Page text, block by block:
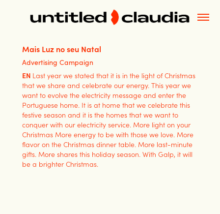
Mais Luz no seu Natal
Advertising Campaign
EN Last year we stated that it is in the light of Christmas
that we share and celebrate our energy. This year we
want to evolve the electricity message and enter the
Portuguese home. It is at home that we celebrate this
festive season and it is the homes that we want to
conquer with our electricity service. More light on your
Christmas More energy to be with those we love. More
flavor on the Christmas dinner table. More last-minute
gifts. More shares this holiday season. With Galp, it will
be a brighter Christmas.